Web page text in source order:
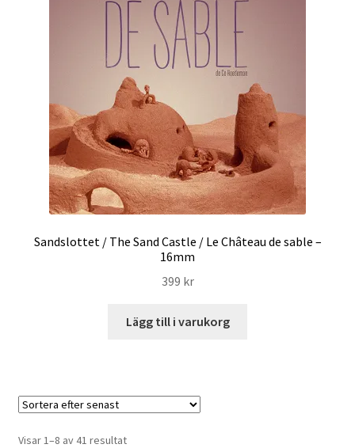
Sandslottet / The Sand Castle / Le Château de sable –
16mm
399 kr
Lägg till i varukorg
Visar 1–8 av 41 resultatSortera